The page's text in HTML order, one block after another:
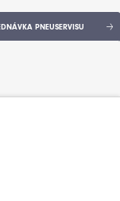
PNEUSERVISU